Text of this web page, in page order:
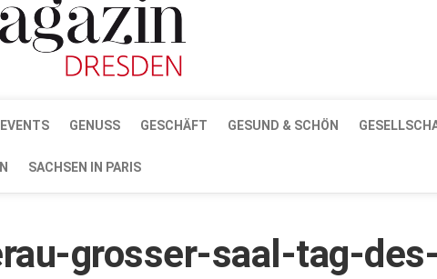
EVENTS GENUSS GESCHÄFT GESUND & SCHÖN
SACHSEN IN PARIS
grosser-saal-tag-des-